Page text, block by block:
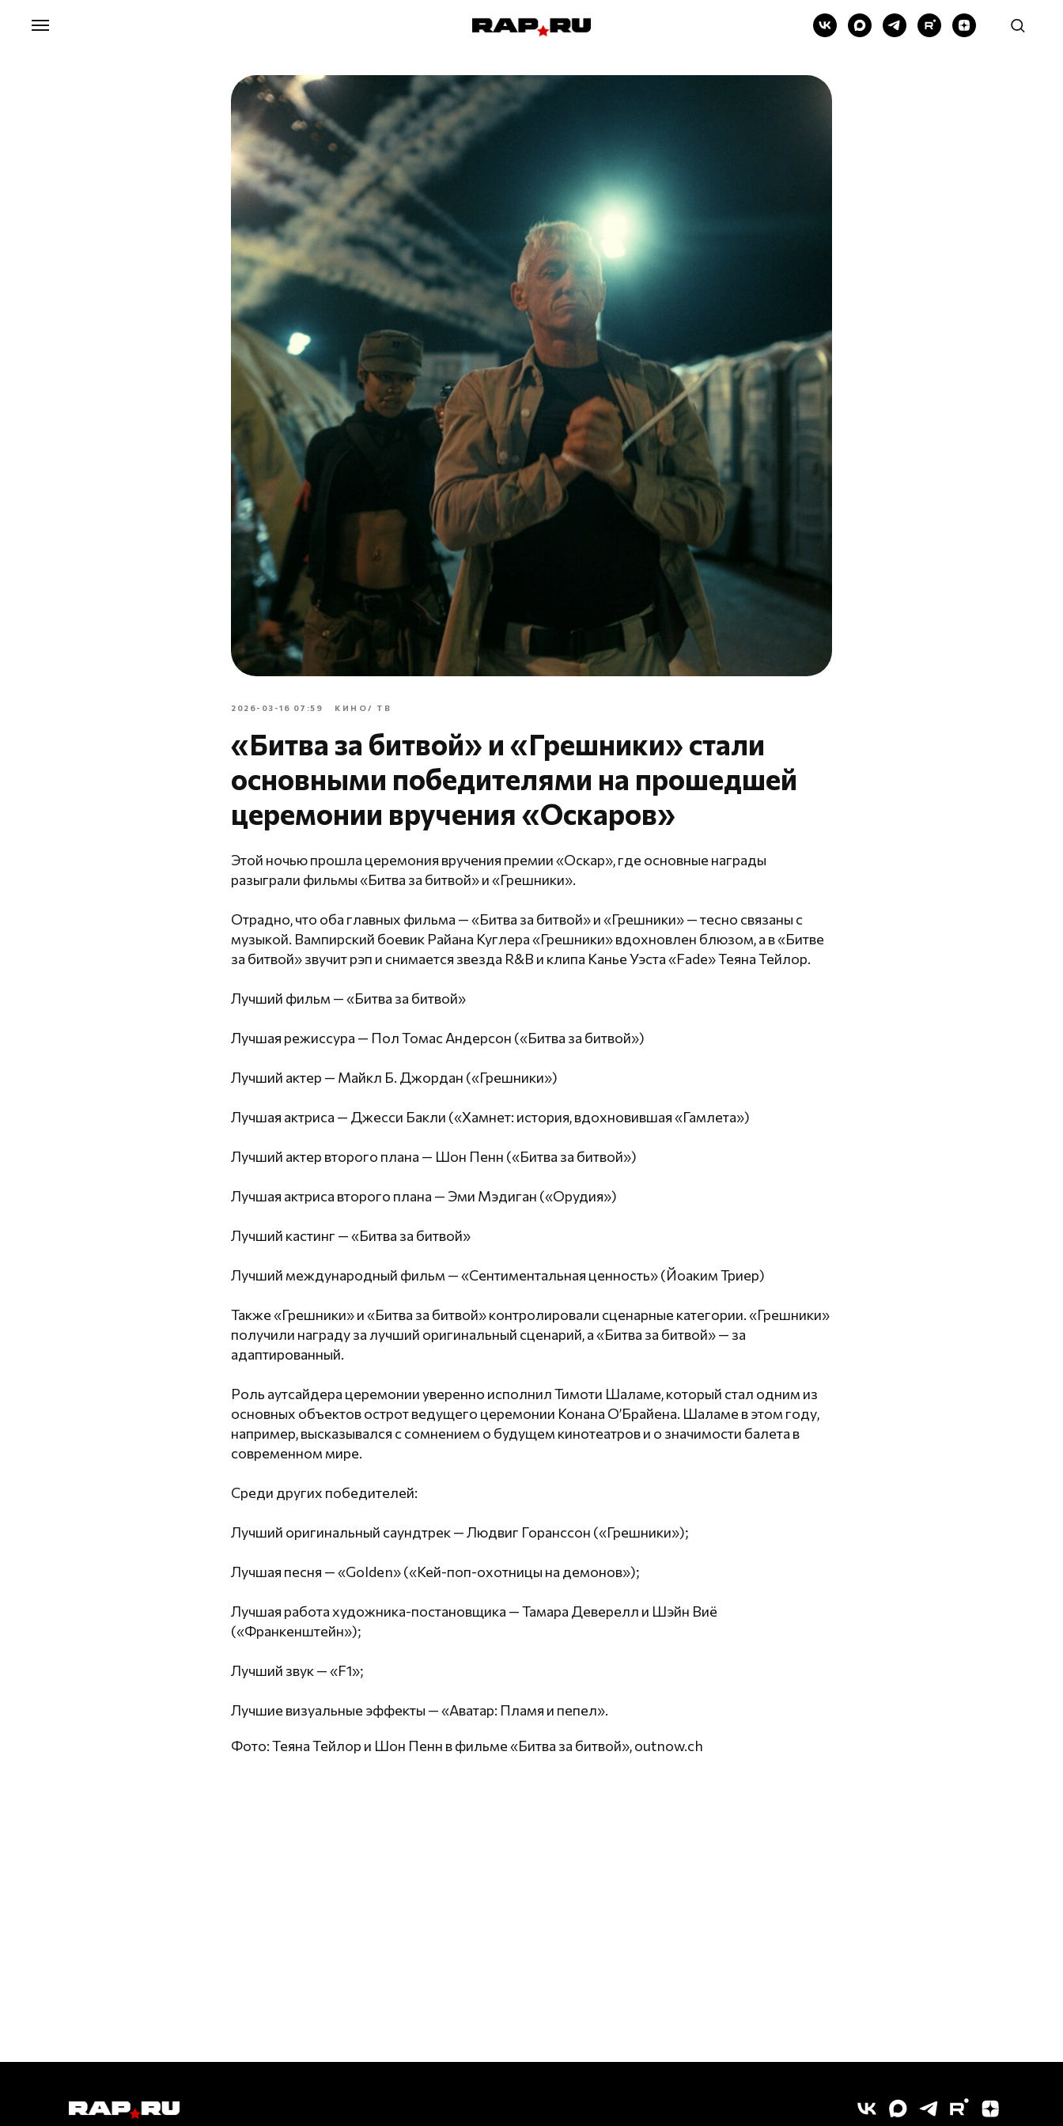
2026-03-16 07:59 КИНО/ ТВ
«Битва за битвой» и «Грешники» стали
основными победителями на прошедшей
церемонии вручения «Оскаров»
Этой ночью прошла церемония вручения премии «Оскар», где основные награды
разыграли фильмы «Битва за битвой» и «Грешники».
Отрадно, что оба главных фильма — «Битва за битвой» и «Грешники» — тесно связаны с
музыкой. Вампирский боевик Райана Куглера «Грешники» вдохновлен блюзом, а в «Битве
за битвой» звучит рэп и снимается звезда R&B и клипа Канье Уэста «Fade» Теяна Тейлор.
Лучший фильм — «Битва за битвой»
Лучшая режиссура — Пол Томас Андерсон («Битва за битвой»)
Лучший актер — Майкл Б. Джордан («Грешники»)
Лучшая актриса — Джесси Бакли («Хамнет: история, вдохновившая «Гамлета»)
Лучший актер второго плана — Шон Пенн («Битва за битвой»)
Лучшая актриса второго плана — Эми Мэдиган («Орудия»)
Лучший кастинг — «Битва за битвой»
Лучший международный фильм — «Сентиментальная ценность» (Йоаким Триер)
Также «Грешники» и «Битва за битвой» контролировали сценарные категории. «Грешники»
получили награду за лучший оригинальный сценарий, а «Битва за битвой» — за
адаптированный.
Роль аутсайдера церемонии уверенно исполнил Тимоти Шаламе, который стал одним из
основных объектов острот ведущего церемонии Конана О’Брайена. Шаламе в этом году,
например, высказывался с сомнением о будущем кинотеатров и о значимости балета в
современном мире.
Среди других победителей:
Лучший оригинальный саундтрек — Людвиг Горанссон («Грешники»);
Лучшая песня — «Golden» («Кей-поп-охотницы на демонов»);
Лучшая работа художника-постановщика — Тамара Деверелл и Шэйн Виё
(«Франкенштейн»);
Лучший звук — «F1»;
Лучшие визуальные эффекты — «Аватар: Пламя и пепел».
Фото: Теяна Тейлор и Шон Пенн в фильме «Битва за битвой», outnow.ch